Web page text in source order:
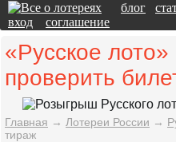
блог
вход
соглашение
«Русское
проверить
Главная → Лотереи России →
тираж